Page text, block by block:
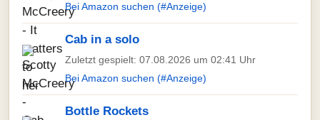
Bei Amazon suchen (#Anzeige)
Cab in a solo
Zuletzt gespielt: 07.08.2026 um 02:41 Uhr
Bei Amazon suchen (#Anzeige)
Bottle Rockets